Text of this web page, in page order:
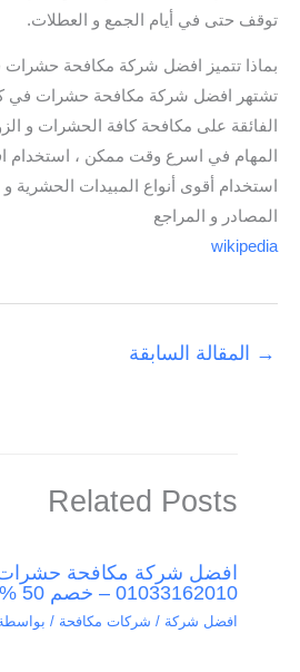
توقف حتى في أيام الجمع و العطلات.
بماذا تتميز افضل شركة مكافحة حشرات
تشتهر افضل شركة مكافحة حشرات في
الفائقة على مكافحة كافة الحشرات و
المهام في اسرع وقت ممكن ، استخدام
استخدام أقوى أنواع المبيدات الحشرية و
المصادر و المراجع
wikipedia
→ المقالة السابقة
Related Posts
افضل شركة مكافحة حشرات
01033162010 – خصم 50 %
افضل شركة / شركات مكافحة /